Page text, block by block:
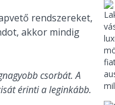
rendszereket,
akkor mindig
csorbát. A
érinti a leginkább.